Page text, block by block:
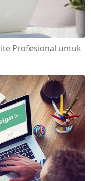
Profesional untuk